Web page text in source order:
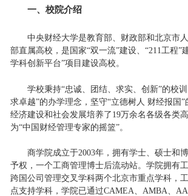
一、校院介绍
中央财经大学是教育部、财政部和北京市
部直属高校，是国家“双一流”建设、“211工程”
学科创新平台”项目建设高校。
学校秉持“忠诚、团结、求实、创新”的校
求卓越”的办学理念，坚守“立德树人 财经报国
经济建设和社会发展培养了19万余名各级各类
为“中国财经管理专家的摇篮”。
商学院成立于2003年，拥有学士、硕士和
予权，一个工商管理博士后流动站。学院拥有
跨国公司管理交叉学科两个北京市重点学科，
点支持学科，学院已通过CAMEA、AMBA、